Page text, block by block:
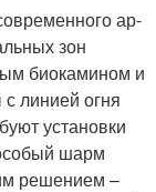
ар-
зон
биокамином и
линией огня
установки
шарм
решением –